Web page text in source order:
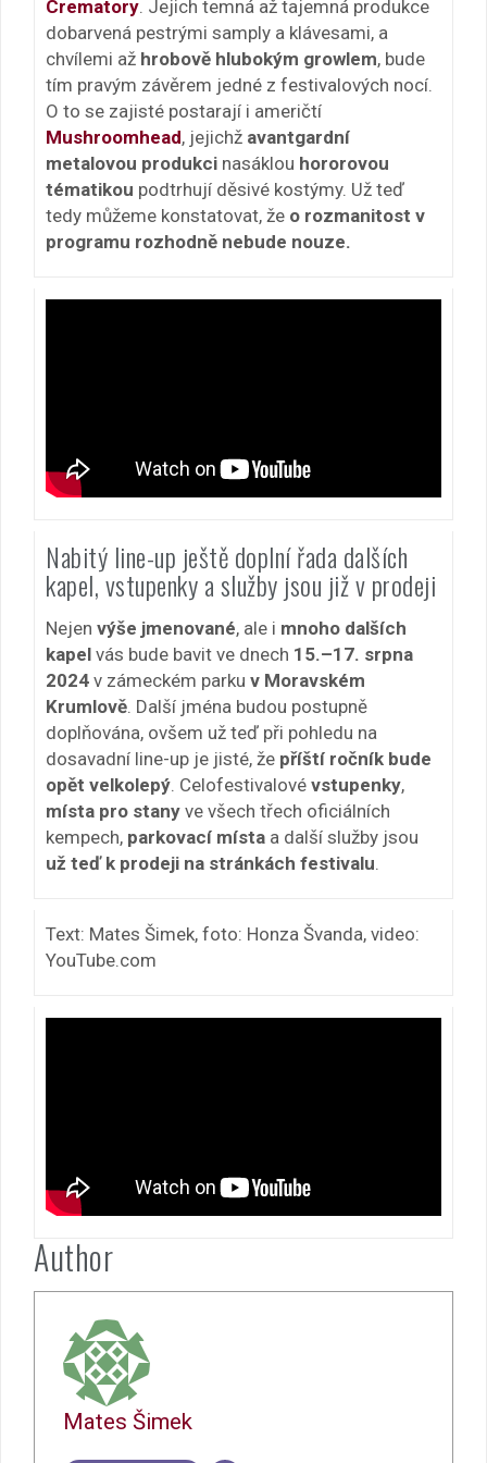
Crematory . Jejich temná až tajemná produkce
dobarvená pestrými samply a klávesami, a
chvílemi až hrobově hlubokým growlem, bude
tím pravým závěrem jedné z festivalových nocí.
O to se zajisté postarají i američtí
Mushroomhead, jejichž avantgardní
metalovou produkci nasáklou hororovou
tématikou podtrhují děsivé kostýmy. Už teď
tedy můžeme konstatovat, že o rozmanitost v
programu rozhodně nebude nouze.
Nabitý line-up ještě doplní řada dalších
kapel, vstupenky a služby jsou již v prodeji
Nejen výše jmenované, ale i mnoho dalších
kapel vás bude bavit ve dnech 15.–17. srpna
2024 v zámeckém parku v Moravském
Krumlově . Další jména budou postupně
doplňována, ovšem už teď při pohledu na
dosavadní line-up je jisté, že příští ročník bude
opět velkolepý . Celofestivalové vstupenky,
místa pro stany ve všech třech oficiálních
kempech, parkovací místa a další služby jsou
už teď k prodeji na stránkách festivalu
Text: Mates Šimek, foto: Honza Švanda, video:
YouTube.com
Author
Mates Šimek